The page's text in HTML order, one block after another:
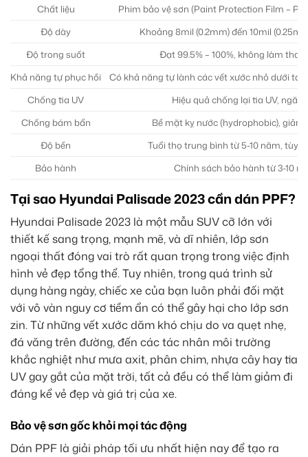
Chất liệu
Phim bảo vệ sơn (Paint Protection Film –
Độ dày
Khoảng 8mil (0.2mm) đến 10mil
Độ trong suốt
Đạt 99.5% – 100%, không làm
Khả năng tự phục hồi
Có khả năng tự lành các vết xước nhỏ dưới
Chống tia UV
Hiệu quả chống lại tia UV,
Chống bám bẩn
Bề mặt kỵ nước (hydrophobic),
Độ bền
Tuổi thọ trung bình từ 5-10 năm, tùy
Bảo hành
Chính sách bảo hành từ 3-10
Tại sao Hyundai Palisade 2023 cần dán PPF?
Hyundai Palisade 2023 là một mẫu SUV cỡ lớn với
thiết kế sang trọng, mạnh mẽ, và dĩ nhiên, lớp sơn
ngoại thất đóng vai trò rất quan trọng trong việc định
hình vẻ đẹp tổng thể. Tuy nhiên, trong quá trình sử
dụng hàng ngày, chiếc xe của bạn luôn phải đối mặt
với vô vàn nguy cơ tiềm ẩn có thể gây hại cho lớp sơn
zin. Từ những vết xước dăm khó chịu do va quẹt nhẹ,
đá văng trên đường, đến các tác nhân môi trường
khắc nghiệt như mưa axit, phân chim, nhựa cây hay tia
UV gay gắt của mặt trời, tất cả đều có thể làm giảm đi
đáng kể vẻ đẹp và giá trị của xe.
Bảo vệ sơn gốc khỏi mọi tác động
Dán PPF là giải pháp tối ưu nhất hiện nay để tạo ra